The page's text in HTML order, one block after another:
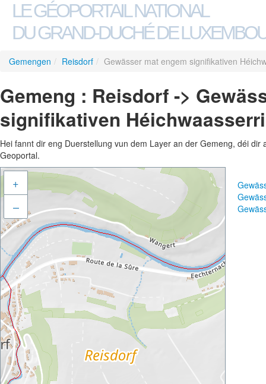
LE GÉOPORTAIL NATIONAL
DU GRAND-DUCHÉ DE
Gemengen / Reisdorf / Gewässer mat engem signifikativen
Gemeng : Reisdorf ->
signifikativen
Hei fannt dir eng Duerstellung vun dem Layer an der Gemeng, déi
Geoportal.
+
–